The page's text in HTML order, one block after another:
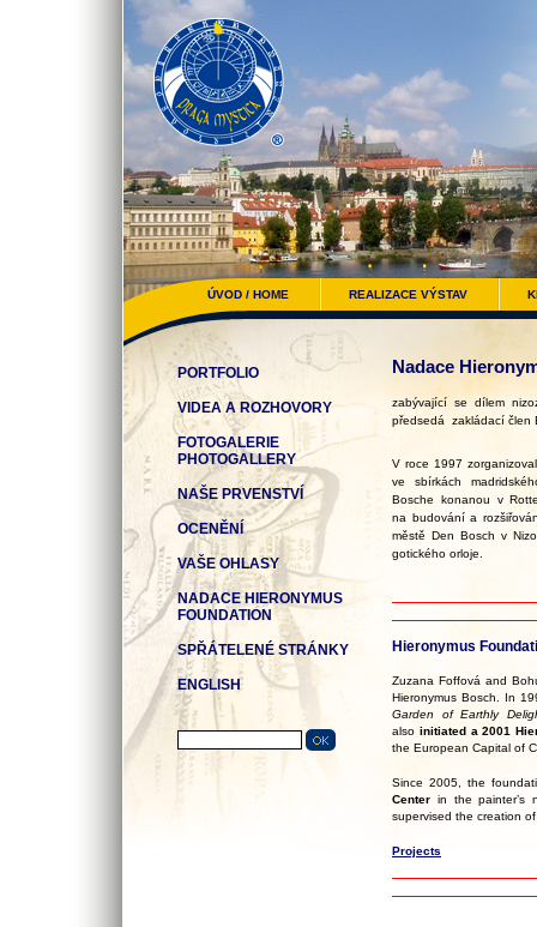
ÚVOD / HOME REALIZACE VÝSTAV
PORTFOLIO
VIDEA A ROZHOVORY
FOTOGALERIE
PHOTOGALLERY
NAŠE PRVENSTVÍ
OCENĚNÍ
VAŠE OHLASY
NADACE HIERONYMUS
FOUNDATION
SPŘÁTELENÉ STRÁNKY
ENGLISH
Nadace
zabývající se dílem
předsedá zakládací člen
V roce 1997
ve sbírkách
Bosche
konanou v
na budování a
městě Den Bosch v
gotického orloje.
Hieronymus
Zuzana Foffová and
Hieronymus Bosch. In
Garden of Earthly
also initiated a 2001
the European Capital of
Since 2005, the
Center in the painter’s
supervised the creation
Projects